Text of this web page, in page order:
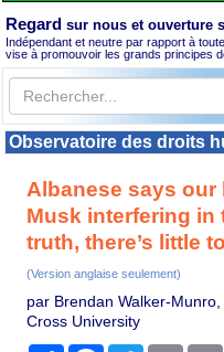
Regard sur nous et ouverture
Indépendant et neutre par rapport à
vise à promouvoir les grands principes
Observatoire des droits
Albanese says
Musk interfering in
truth, there’s little
(Version anglaise seulement)
par Brendan Walker-
Cross University